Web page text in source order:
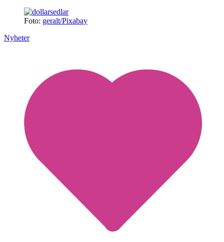
Foto: geralt/Pixabay
Nyheter